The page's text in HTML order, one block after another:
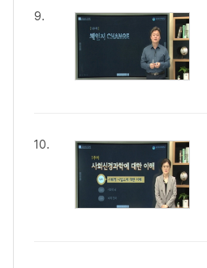
9.
10.